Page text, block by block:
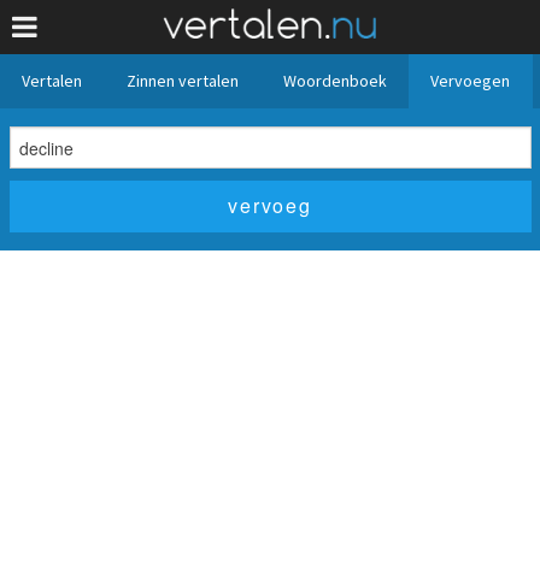
Vertalen Zinnen vertalen Woordenboek Vervoegen